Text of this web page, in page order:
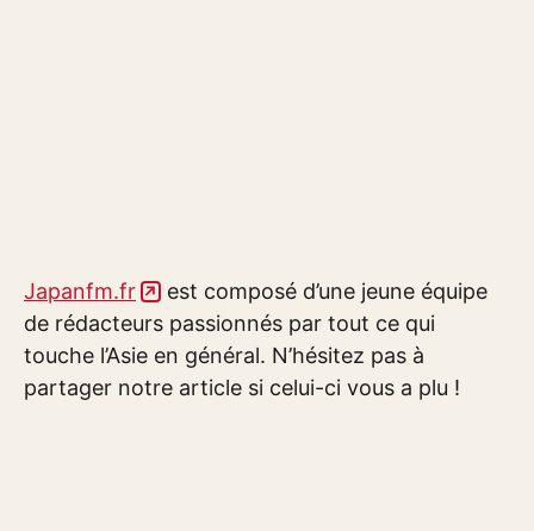
Japanfm.fr
est composé d’une jeune équipe
de rédacteurs passionnés par tout ce qui
touche l’Asie en général. N’hésitez pas à
partager notre article si celui-ci vous a plu !